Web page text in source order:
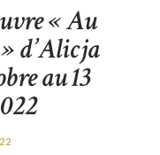
« Au
d’Alicja
au 13